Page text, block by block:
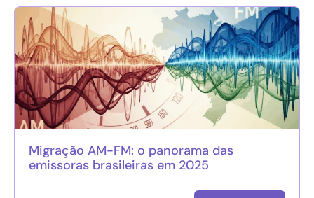
Migração AM-FM: o panorama das
emissoras brasileiras em 2025